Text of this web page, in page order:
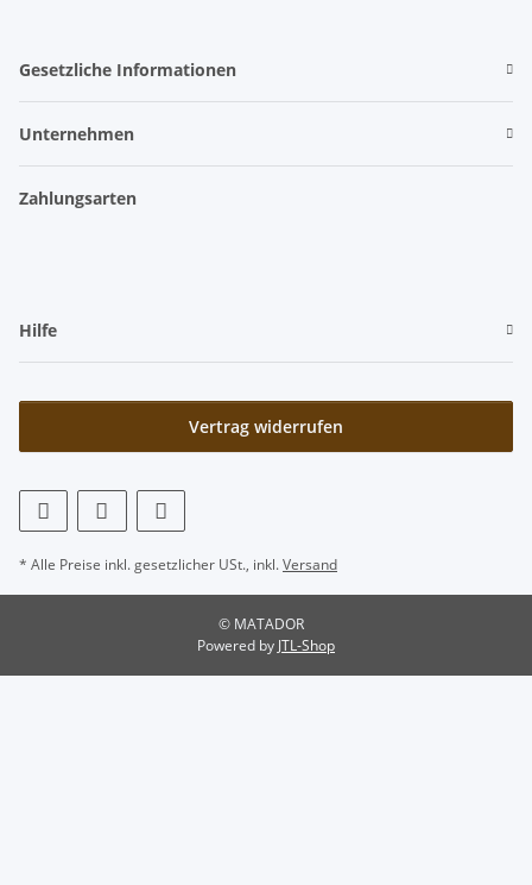
Gesetzliche Informationen
Unternehmen
Zahlungsarten
Hilfe
Vertrag widerrufen
* Alle Preise inkl. gesetzlicher USt., inkl.Versand
© MATADOR
Powered by JTL-Shop